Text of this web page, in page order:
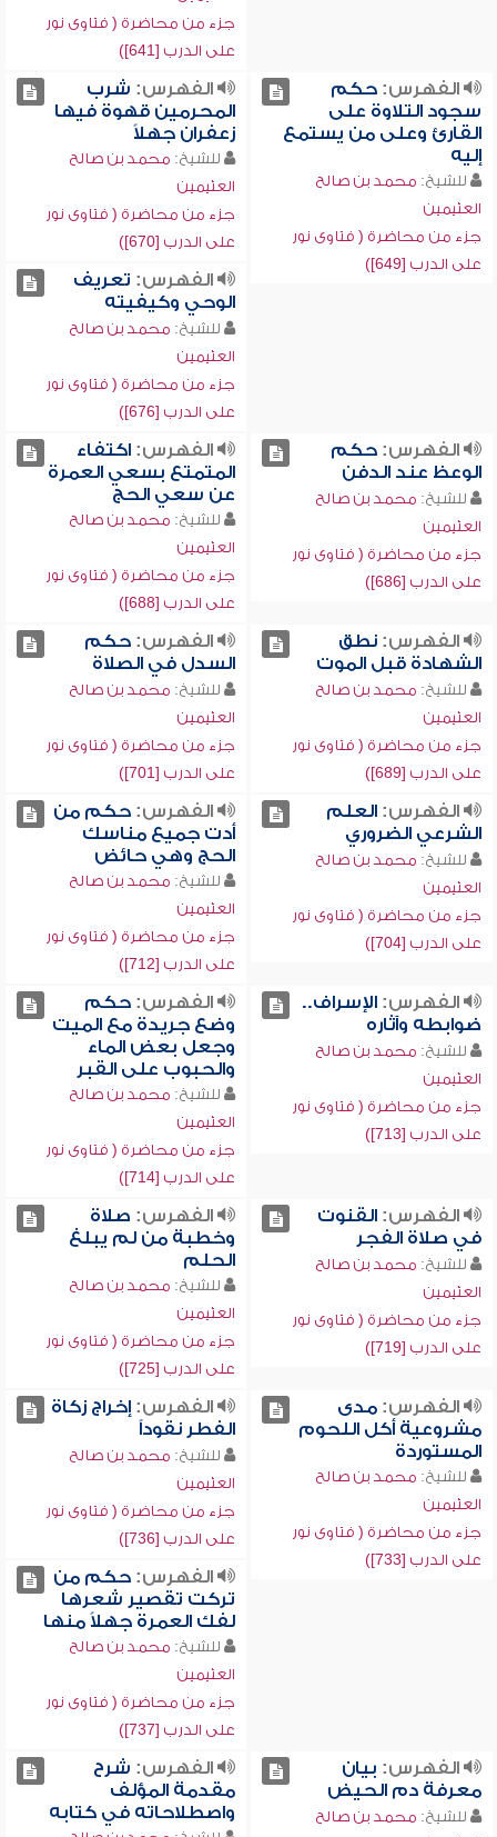
جزء من محاضرة ( فتاوى نور
على الدرب [641])
الفهرس:حكم
سجود التلاوة على
القارئ وعلى من يستمع
إليه
للشيخ: محمد بن صالح
العثيمين
جزء من محاضرة ( فتاوى نور
على الدرب [649])
الفهرس: شرب
المحرمين قهوة فيها
زعفران جهلاً
للشيخ: محمد بن صالح
العثيمين
جزء من محاضرة ( فتاوى نور
على الدرب [670])
الفهرس: تعريف
الوحي وكيفيته
للشيخ: محمد بن صالح
العثيمين
جزء من محاضرة ( فتاوى نور
على الدرب [676])
الفهرس:حكم
الوعظ عند الدفن
للشيخ: محمد بن صالح
العثيمين
جزء من محاضرة ( فتاوى نور
على الدرب [686])
الفهرس:اكتفاء
المتمتع بسعي العمرة
عن سعي الحج
للشيخ: محمد بن صالح
العثيمين
جزء من محاضرة ( فتاوى نور
على الدرب [688])
الفهرس:نطق
الشهادة قبل الموت
للشيخ: محمد بن صالح
العثيمين
جزء من محاضرة ( فتاوى نور
على الدرب [689])
الفهرس:حكم
السدل في الصلاة
للشيخ: محمد بن صالح
العثيمين
جزء من محاضرة ( فتاوى نور
على الدرب [701])
الفهرس:العلم
الشرعي الضروري
للشيخ: محمد بن صالح
العثيمين
جزء من محاضرة ( فتاوى نور
على الدرب [704])
الفهرس:حكم من
أدت جميع مناسك
الحج وهي حائض
للشيخ: محمد بن صالح
العثيمين
جزء من محاضرة ( فتاوى نور
على الدرب [712])
الفهرس:الإسراف..
ضوابطه وآثاره
للشيخ: محمد بن صالح
العثيمين
جزء من محاضرة ( فتاوى نور
على الدرب [713])
الفهرس:حكم
وضع جريدة مع الميت
وجعل بعض الماء
والحبوب على القبر
للشيخ: محمد بن صالح
العثيمين
جزء من محاضرة ( فتاوى نور
على الدرب [714])
الفهرس:القنوت
في صلاة الفجر
للشيخ: محمد بن صالح
العثيمين
جزء من محاضرة ( فتاوى نور
على الدرب [719])
الفهرس: صلاة
وخطبة من لم يبلغ
الحلم
للشيخ: محمد بن صالح
العثيمين
جزء من محاضرة ( فتاوى نور
على الدرب [725])
الفهرس:مدى
مشروعية أكل اللحوم
المستوردة
للشيخ: محمد بن صالح
العثيمين
جزء من محاضرة ( فتاوى نور
على الدرب [733])
الفهرس:إخراج زكاة
الفطر نقوداً
للشيخ: محمد بن صالح
العثيمين
جزء من محاضرة ( فتاوى نور
على الدرب [736])
الفهرس:حكم من
تركت تقصير شعرها
لفك العمرة جهلاً منها
للشيخ: محمد بن صالح
العثيمين
جزء من محاضرة ( فتاوى نور
على الدرب [737])
الفهرس: بيان
معرفة دم الحيض
للشيخ: محمد بن صالح
الفهرس: شرح
مقدمة المؤلف
واصطلاحاته في كتابه